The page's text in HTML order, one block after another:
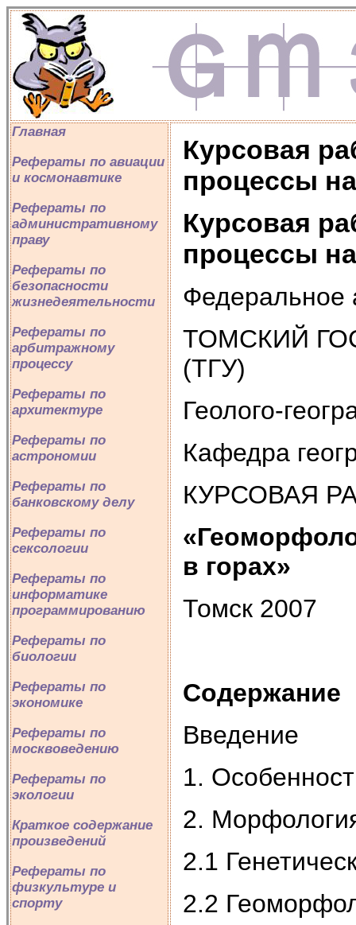
Главная
Рефераты по авиации
и космонавтике
Рефераты по
административному
праву
Рефераты по
безопасности
жизнедеятельности
Рефераты по
арбитражному
процессу
Рефераты по
архитектуре
Рефераты по
астрономии
Рефераты по
банковскому делу
Рефераты по
сексологии
Рефераты по
информатике
программированию
Рефераты по
биологии
Рефераты по
экономике
Рефераты по
москвоведению
Рефераты по
экологии
Краткое содержание
произведений
Рефераты по
физкультуре и
спорту
Курсовая
процессы
Курсовая
процессы
Федеральное
ТОМСКИЙ
(ТГУ)
Геолого-
Кафедра
КУРСОВАЯ
в горах»
Томск 2007
Содержание
Введение
1.
2.
2.1
2.2